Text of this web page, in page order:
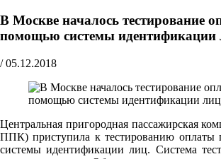
В Москве началось тестирование
помощью системы идентификации
/ 05.12.2018
Центральная пригородная пассажирская
ППК) приступила к тестированию оплаты
системы идентификации лиц. Система